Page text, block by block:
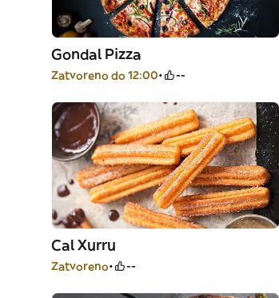
Gondal Pizza
Zatvoreno do 12:00 --
Cal Xurru
Zatvoreno --